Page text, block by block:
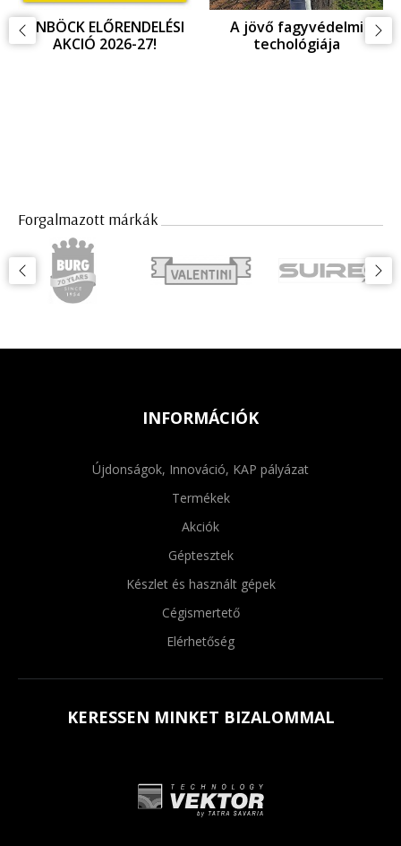
EINBÖCK ELŐRENDELÉSI
AKCIÓ 2026-27!
A jövő fagyvédelmi
techológiája
Forgalmazott márkák
INFORMÁCIÓK
Újdonságok, Innováció, KAP pályázat
Termékek
Akciók
Géptesztek
Készlet és használt gépek
Cégismertető
Elérhetőség
KERESSEN MINKET BIZALOMMAL